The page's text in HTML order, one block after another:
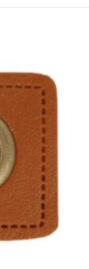
Toevoegen
aan
verlanglijst